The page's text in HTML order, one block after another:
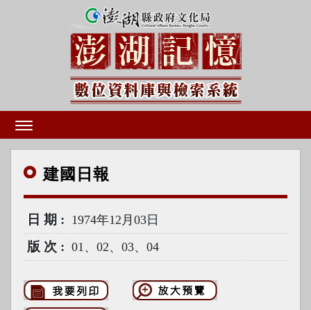
建國 日報
日期 1974年12月03日
版次 01、02、03、04